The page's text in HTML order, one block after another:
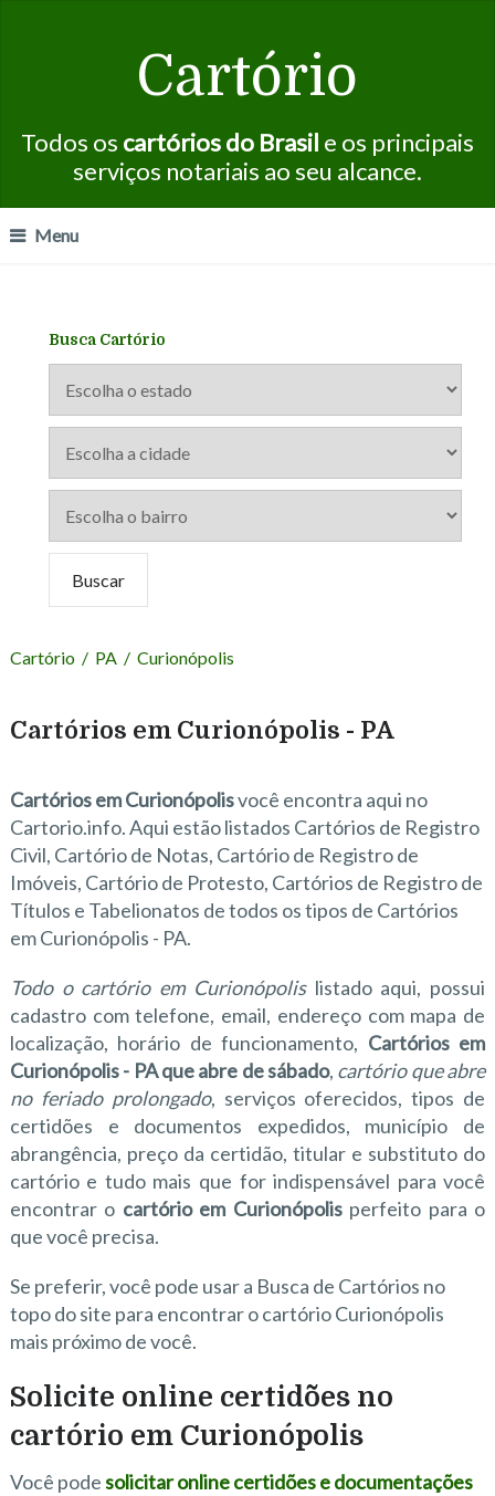
Cartório
Todos os cartórios do Brasil e os principais
serviços notariais ao seu alcance.
Menu
Busca Cartório
Cartório / PA / Curionópolis
Cartórios em Curionópolis - PA
Cartórios em Curionópolisvocê encontra aqui no
Cartorio.info. Aqui estão listados Cartórios de Registro
Civil, Cartório de Notas, Cartório de Registro de
Imóveis, Cartório de Protesto, Cartórios de Registro de
Títulos e Tabelionatos de todos os tipos de Cartórios
em Curionópolis - PA.
Todo o cartório em Curionópolislistado aqui, possui
cadastro com telefone, email, endereço com mapa de
localização, horário de funcionamento, Cartórios em
Curionópolis - PA que abre de sábado, cartório que abre
no feriado prolongado, serviços oferecidos, tipos de
certidões e documentos expedidos, município de
abrangência, preço da certidão, titular e substituto do
cartório e tudo mais que for indispensável para você
encontrar o cartório em Curionópolisperfeito para o
que você precisa.
Se preferir, você pode usar a Busca de Cartórios no
topo do site para encontrar o cartório Curionópolis
mais próximo de você.
Solicite online certidões no
cartório em Curionópolis
Você podesolicitar online certidões e documentações